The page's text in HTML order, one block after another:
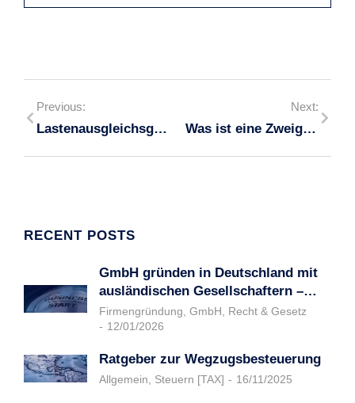
Previous:
Lastenausgleichsgesetz 2024
Next:
Was ist eine Zweigniederlassung
RECENT POSTS
GmbH gründen in Deutschland mit
ausländischen Gesellschaftern –…
Firmengründung GmbH
Recht & Gesetz
12/01/2026
Ratgeber zur Wegzugsbesteuerung
Allgemein Steuern [TAX] 16/11/2025